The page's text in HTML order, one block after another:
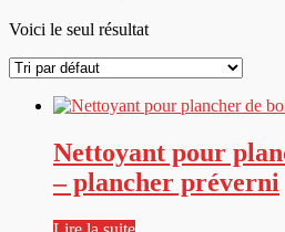
Voici le seul résultat
Nettoyant pour
– plancher préverni